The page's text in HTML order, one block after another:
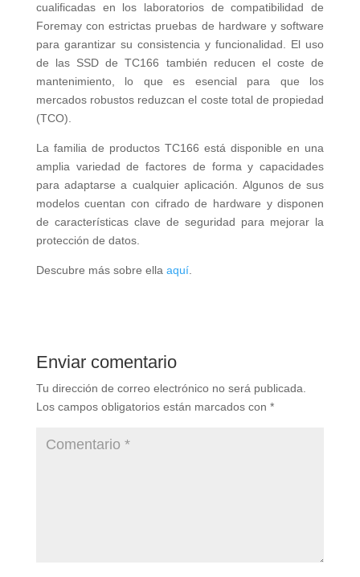
cualificadas en los laboratorios de compatibilidad de
Foremay con estrictas pruebas de hardware y software
para garantizar su consistencia y funcionalidad. El uso
de las SSD de TC166 también reducen el coste de
mantenimiento, lo que es esencial para que los
mercados robustos reduzcan el coste total de propiedad
(TCO).
La familia de productos TC166 está disponible en una
amplia variedad de factores de forma y capacidades
para adaptarse a cualquier aplicación. Algunos de sus
modelos cuentan con cifrado de hardware y disponen
de características clave de seguridad para mejorar la
protección de datos.
Descubre más sobre ella aquí.
Enviar comentario
Tu dirección de correo electrónico no será publicada.
Los campos obligatorios están marcados con *